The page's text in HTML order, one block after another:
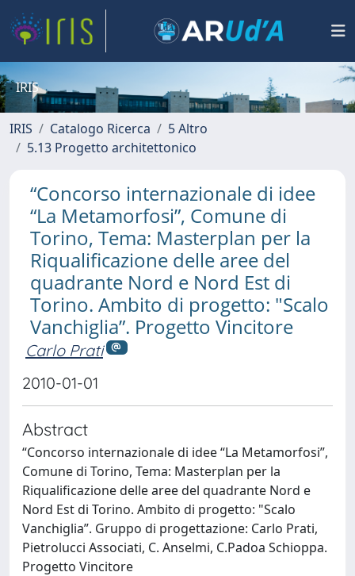
IRIS
IRIS Catalogo Ricerca
5 Altro
5.13 Progetto architettonico
“Concorso internazionale di idee
“La Metamorfosi”, Comune di
Torino, Tema: Masterplan per la
Riqualificazione delle aree del
quadrante Nord e Nord Est di
Torino. Ambito di progetto: "Scalo
Vanchiglia”. Progetto Vincitore
Carlo Prati
2010-01-01
Abstract
“Concorso internazionale di idee “La Metamorfosi”,
Comune di Torino, Tema: Masterplan per la
Riqualificazione delle aree del quadrante Nord e
Nord Est di Torino. Ambito di progetto: "Scalo
Vanchiglia”. Gruppo di progettazione: Carlo Prati,
Pietrolucci Associati, C. Anselmi, C.Padoa Schioppa.
Progetto Vincitore